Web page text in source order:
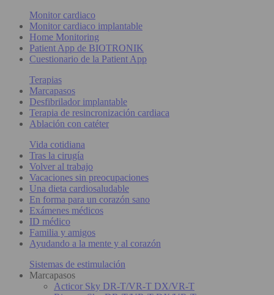
Monitor cardiaco
Monitor cardiaco implantable
Home Monitoring
Patient App de BIOTRONIK
Cuestionario de la Patient App
Terapias
Marcapasos
Desfibrilador implantable
Terapia de resincronización cardiaca
Ablación con catéter
Vida cotidiana
Tras la cirugía
Volver al trabajo
Vacaciones sin preocupaciones
Una dieta cardiosaludable
En forma para un corazón sano
Exámenes médicos
ID médico
Familia y amigos
Ayudando a la mente y al corazón
Sistemas de estimulación
Marcapasos
Acticor Sky DR-T/VR-T DX/VR-T